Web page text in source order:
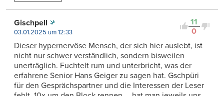
11
0
Gischpell
03.01.2025 um 12:33
Dieser hypernervöse Mensch, der sich hier auslebt, ist
nicht nur schwer verständlich, sondern bisweilen
unerträglich. Fuchtelt rum und unterbricht, was der
erfahrene Senior Hans Geiger zu sagen hat. Gschpüri
für den Gesprächspartner und die Interessen der Leser